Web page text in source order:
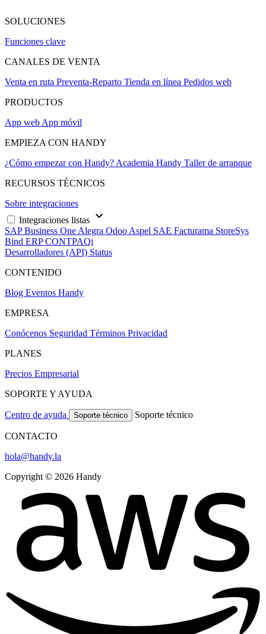
SOLUCIONES
Funciones clave
CANALES DE VENTA
Venta en ruta Preventa-Reparto Tienda en línea Pedidos web
PRODUCTOS
App web App móvil
EMPIEZA CON HANDY
¿Cómo empezar con Handy? Academia Handy Taller de arranque
RECURSOS TÉCNICOS
Sobre integraciones
Integraciones listas keyboard_arrow_down
SAP Business One Alegra Odoo Aspel SAE Facturama StoreSys
Bind ERPCONTPAQi
Desarrolladores (API) Status
CONTENIDO
Blog Eventos Handy
EMPRESA
Conócenos Seguridad Términos Privacidad
PLANES
Precios Empresarial
SOPORTE Y AYUDA
Centro de ayuda Soporte técnico Soporte técnico
CONTACTO
hola@handy.la
Copyright © 2026 Handy